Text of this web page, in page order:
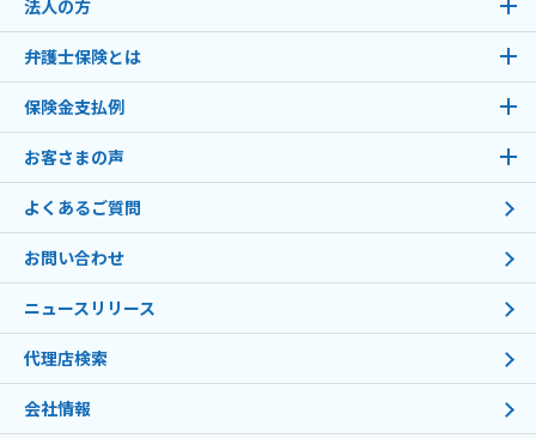
法人の方
弁護士保険とは
保険金支払例
お客さまの声
よくあるご質問
お問い合わせ
ニュースリリース
代理店検索
会社情報